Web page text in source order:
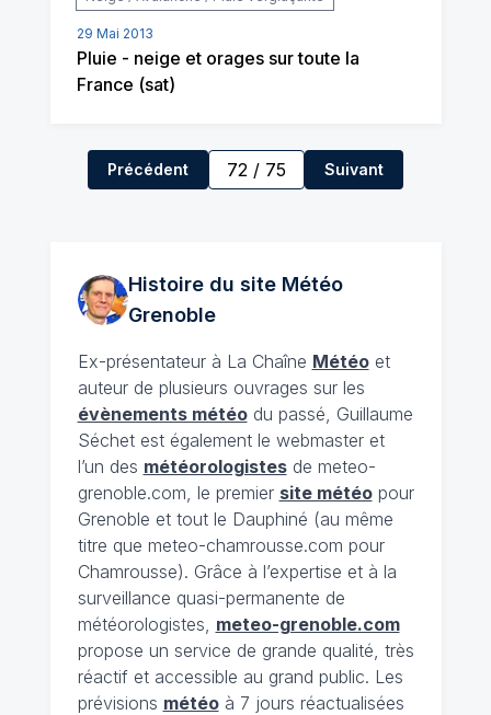
29 Mai 2013
Pluie - neige et orages sur toute la
France (sat)
Précédent 72 / 75 Suivant
Histoire du site Météo
Grenoble
Ex-présentateur à La Chaîne Météoet
auteur de plusieurs ouvrages sur les
évènements météodu passé, Guillaume
Séchet est également le webmaster et
l’un des météorologistesde meteo-
grenoble.com, le premier site météopour
Grenoble et tout le Dauphiné (au même
titre que meteo-chamrousse.com pour
Chamrousse). Grâce à l’expertise et à la
surveillance quasi-permanente de
météorologistes, meteo-grenoble.com
propose un service de grande qualité, très
réactif et accessible au grand public. Les
prévisions météoà 7 jours réactualisées